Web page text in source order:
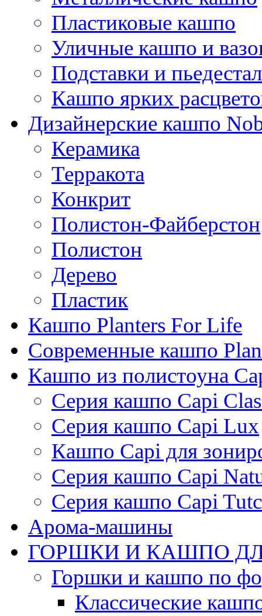
Пластиковые кашпо
Уличные кашпо и
Подставки и
Кашпо ярких
Дизайнерские кашпо
Керамика
Терракота
Конкрит
Полистон-Файберстон
Полистон
Дерево
Пластик
Кашпо Planters For Life
Современные кашпо
Кашпо из полистоуна
Серия кашпо Capi
Серия кашпо Capi Lux
Кашпо Capi для
Серия кашпо Capi
Серия кашпо Capi
Арома-машины
ГОРШКИ И КАШПО
Горшки и кашпо по
Классические